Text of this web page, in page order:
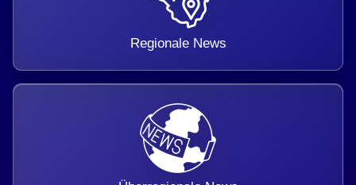
Regionale News